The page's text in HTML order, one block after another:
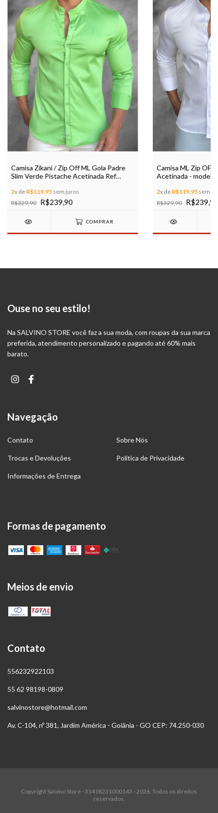
Camisa Zikani / Zip Off ML Gola Padre
Slim Verde Pistache Acetinada Ref
2x deR$119,95sem juros
R$329,90
R$239,90
COMPRAR
Camisa ML Zip OFF
Acetinada -
2x de R$119,95sem
R$329,90
R$239,90
Ouse no seu estilo!
Na SALVINO STORE você faz a sua moda, com roupas da sua marca
preferida, atendimento personalizado e pagando até 60% mais
barato.
Navegação
Contato Sobre Nós
Trocas e Devoluções Política de Privacidade
Informações de Entrega
Formas de pagamento
Meios de envio
Contato
556232922103
55 62 98198-0809
salvinostore@hotmail.com
Av. C-104, nº 381, Jardim América - Goiânia - GO CEP: 74.250-030
Copyright Salvino Store - 31418231000143 - 2026. Todos os direitos
reservados.